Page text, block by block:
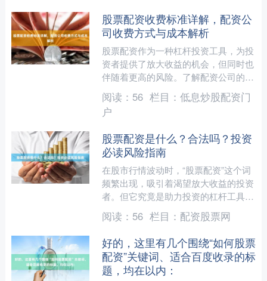
股票配资收费标准详解，配资公
司收费方式与成本解析
股票配资作为一种杠杆投资工具，为投
资者提供了放大收益的机会，但同时也
伴随着更高的风险。了解配资公司的收
费方式和成本结构，是投资者做出理性
决策的关键一步。本文将详....
阅读： 56 栏目： 低息炒股配资门
户
股票配资是什么？合法吗？投资
必读风险指南
在股市行情波动时，“股票配资”这个词
频繁出现，吸引着渴望放大收益的投资
者。但它究竟是助力投资的杠杆工具，
还是隐藏巨大风险的金融陷阱？本文将
为您全面解析股票配资入....
阅读： 56 栏目： 配资股票网
好的，这里有几个围绕“如何股票
配资”关键词、适合百度收录的标
题，均在以内：